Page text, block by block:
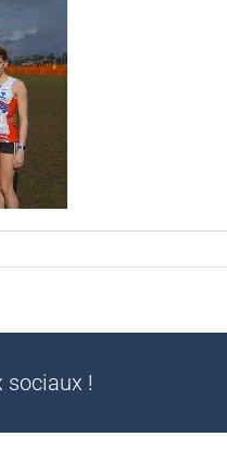
sociaux !